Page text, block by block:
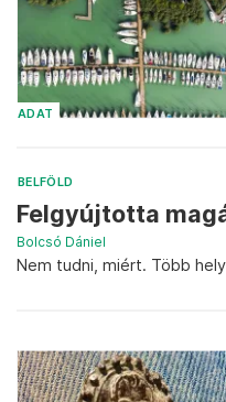
ADAT
BELFÖLD
Felgyújtotta
Bolcsó Dániel
Nem tudni, miért. Több